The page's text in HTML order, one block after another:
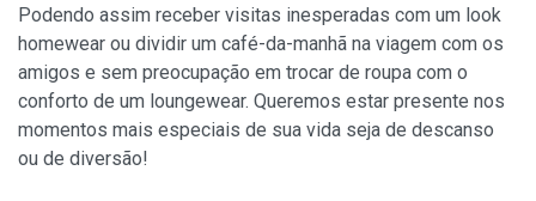
Podendo assim receber visitas inesperadas com um look
homewear ou dividir um café-da-manhã na viagem com os
amigos e sem preocupação em trocar de roupa com o
conforto de um loungewear. Queremos estar presente nos
momentos mais especiais de sua vida seja de descanso
ou de diversão!